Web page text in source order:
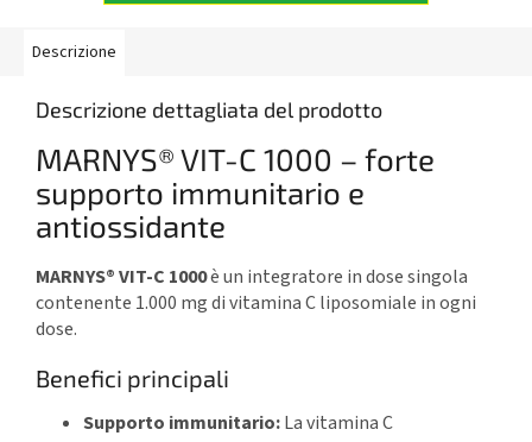
Descrizione
Descrizione dettagliata del prodotto
MARNYS® VIT-C 1000 – forte
supporto immunitario e
antiossidante
MARNYS® VIT-C 1000è un integratore in dose singola
contenente 1.000 mg di vitamina C liposomiale in ogni
dose.
Benefici principali
Supporto immunitario:La vitamina C